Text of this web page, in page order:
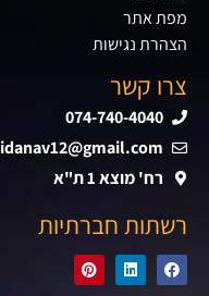
מפת אתר
הצהרת נגישות
צרו קשר
074-740-4040
idanav12@gmail.com
רח' מוצא 1 ת"א
רשתות חברתיות